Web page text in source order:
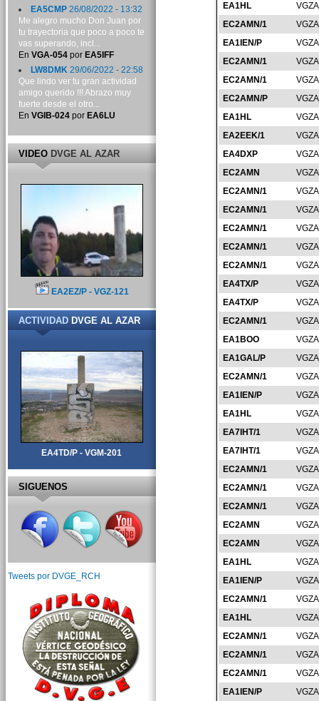
EA1HL
EC2AMN/1
EA1IEN/P
EC2AMN/1
EC2AMN/1
EC2AMN/P
EA1HL
EA2EEK/1
EA4DXP
EC2AMN
EC2AMN/1
EC2AMN/1
EC2AMN/1
EC2AMN/1
EC2AMN/1
EA4TX/P
EA4TX/P
EC2AMN/1
EA1BOO
EA1GAL/P
EC2AMN/1
EA1IEN/P
EA1HL
EA7IHT/1
EA7IHT/1
EC2AMN/1
EC2AMN/1
EC2AMN/1
EC2AMN
EC2AMN
EA1HL
EA1IEN/P
EC2AMN/1
EA1HL
EC2AMN/1
EC2AMN/1
EC2AMN/1
EA1IEN/P
EA5CMP26/08/2022 - 13:32
Me alegro mucho Don Juan por
tu trayectoria que poco a poco te
vas superando, incl...
En VGA-054por EA5IFF
LW8DMK29/06/2022 - 22:58
Que lindo ver tu gran actividad
amigo querido !!! Abrazo muy
fuerte desde el otro...
En VGIB-024por EA6LU
VIDEODVGE AL AZAR
EA2EZ/P - VGZ-121
ACTIVIDADDVGE AL AZAR
EA4TD/P - VGM-201
SIGUENOS
Tweets por DVGE_RCH